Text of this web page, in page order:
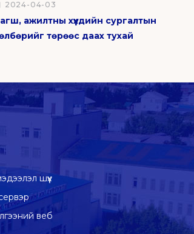
ажилтны хүүхдийн сургалтын
төрөөс даах тухай
2024-04-03
шүүх
веб